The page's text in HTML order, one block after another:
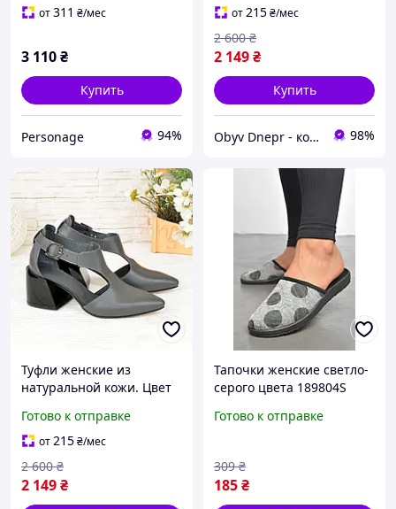
подошвой на каждый
от311 ₴/мес
3 110₴
Купить
Personage 94%
от215₴/мес
2 149₴
2 600 ₴
Купить
Obyv Dnepr - кожаная обувь г. Днепр 98%
Туфли женские из
натуральной кожи. Цвет
Готово к отправке
от215₴/мес
2 149₴
2 600 ₴
Тапочки женские светло-
серого цвета 189804S
Готово к отправке
185₴
309 ₴